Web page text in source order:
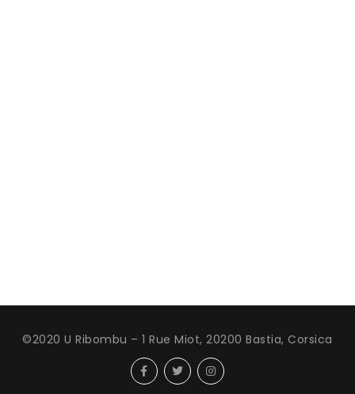
©2020 U Ribombu – 1 Rue Miot, 20200 Bastia, Corsica